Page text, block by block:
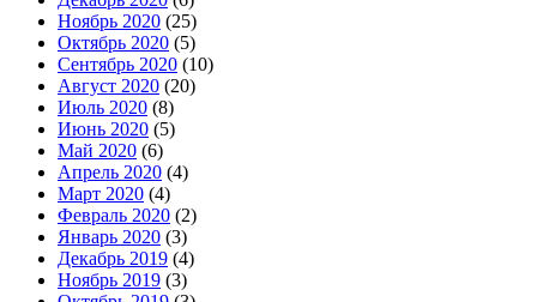
Ноябрь 2020 (25)
Октябрь 2020 (5)
Сентябрь 2020 (10)
Август 2020 (20)
Июль 2020 (8)
Июнь 2020 (5)
Май 2020 (6)
Апрель 2020 (4)
Март 2020 (4)
Февраль 2020 (2)
Январь 2020 (3)
Декабрь 2019 (4)
Ноябрь 2019 (3)